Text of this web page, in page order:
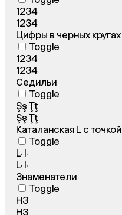
1234
1234
Цифры в черных кругах
Toggle
1234
1234
Седильи
Toggle
Şş Ţţ
Şş Ţţ
Каталанская L с точкой
Toggle
L· l·
L· l·
Знаменатели
Toggle
H3
H3